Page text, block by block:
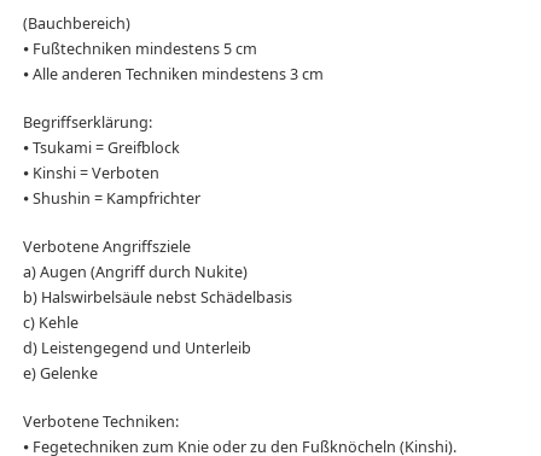
(Bauchbereich)
⦁ Fußtechniken mindestens 5 cm
⦁ Alle anderen Techniken mindestens 3 cm
Begriffserklärung:
⦁ Tsukami = Greifblock
⦁ Kinshi = Verboten
⦁ Shushin = Kampfrichter
Verbotene Angriffsziele
a) Augen (Angriff durch Nukite)
b) Halswirbelsäule nebst Schädelbasis
c) Kehle
d) Leistengegend und Unterleib
e) Gelenke
Verbotene Techniken:
⦁ Fegetechniken zum Knie oder zu den Fußknöcheln (Kinshi).